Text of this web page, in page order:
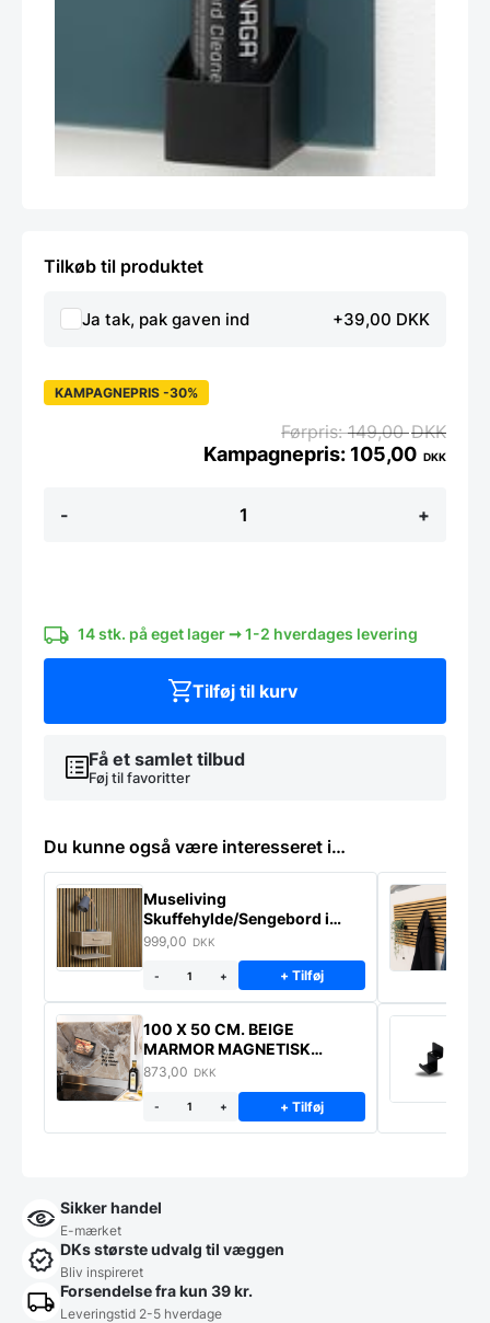
Tilkøb til produktet
Ja tak, pak gaven ind +39,00 DKK
-
rens
antal
+
KAMPAGNEPRIS -30%
149,00DKK
105,00 DKK
14 stk. på eget lager ➞ 1-2 hverdages levering
Få et samlet tilbud
Føj til favoritter
Tilføj til kurv
Du kunne også være interesseret i…
Museliving
Skuffehylde/Sengebord i
massiv eg
999,00 DKK
- + + Tilføj
100 X 50 CM. BEIGE
MARMOR MAGNETISK
STÆNKPLADE
873,00 DKK
- + + Tilføj
Sikker handel
E-mærket
DKs største udvalg til væggen
Bliv inspireret
Forsendelse fra kun 39 kr.
Leveringstid 2-5 hverdage